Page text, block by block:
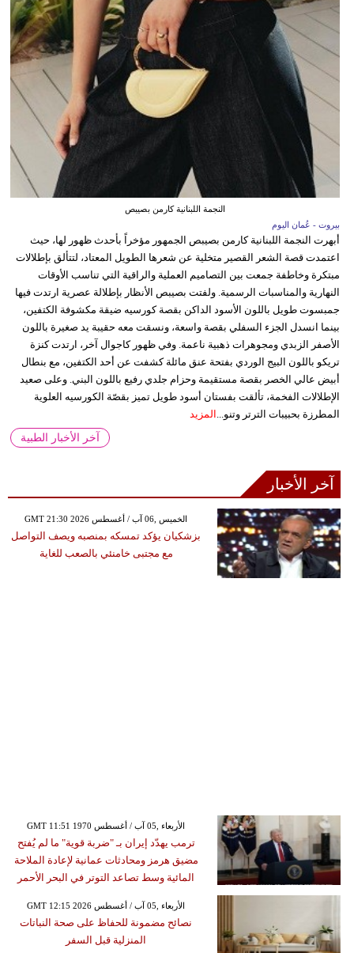
النجمة اللبنانية كارمن بصيبص
بيروت - عُمان اليوم
أبهرت النجمة اللبنانية كارمن بصيبص الجمهور مؤخراً بأحدث ظهور لها، حيث
اعتمدت قصة الشعر القصير متخلية عن شعرها الطويل المعتاد، لتتألق بإطلالات
مبتكرة وخاطفة جمعت بين التصاميم العملية والراقية التي تناسب الأوقات
النهارية والمناسبات الرسمية. ولفتت بصيبص الأنظار بإطلالة عصرية ارتدت فيها
جمبسوت طويل باللون الأسود الداكن بقصة كورسيه ضيقة مكشوفة الكتفين،
بينما انسدل الجزء السفلي بقصة واسعة، ونسقت معه حقيبة يد صغيرة باللون
الأصفر الزبدي ومجوهرات ذهبية ناعمة. وفي ظهور كاجوال آخر، ارتدت كنزة
تريكو باللون البيج الوردي بفتحة عنق مائلة كشفت عن أحد الكتفين، مع بنطال
أبيض عالي الخصر بقصة مستقيمة وحزام جلدي رفيع باللون البني. وعلى صعيد
الإطلالات الفخمة، تألقت بفستان أسود طويل تميز بقصّة الكورسيه العلوية
المطرزة بحبيبات الترتر وتنو... المزيد
آخر الأخبار الطبية
آخر الأخبار
GMT 21:30 2026 الخميس ,06 آب / أغسطس
بزشكيان يؤكد تمسكه بمنصبه ويصف التواصل
مع مجتبى خامنئي بالصعب للغاية
GMT 11:51 1970 الأربعاء ,05 آب / أغسطس
ترمب يهدّد إيران بـ "ضربة قوية" ما لم يُفتح
مضيق هرمز ومحادثات عمانية لإعادة الملاحة
المائية وسط تصاعد التوتر في البحر الأحمر
GMT 12:15 2026 الأربعاء ,05 آب / أغسطس
نصائح مضمونة للحفاظ على صحة النباتات
المنزلية قبل السفر